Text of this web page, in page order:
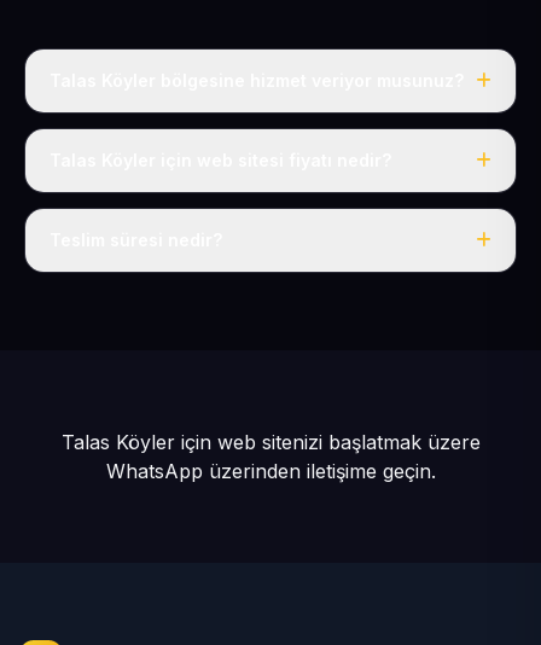
Evet, Talas Köyler dahil tüm Talas bölgesine eksiksiz
Tek fiyat: yılda 50 USD + KDV, her şey dahil.
Talas Köyler için web sitenizi başlatmak üzere
WhatsApp üzerinden iletişime geçin.